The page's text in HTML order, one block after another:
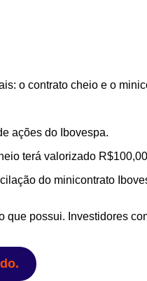
o contrato cheio e o
ações do Ibovespa.
terá valorizado
do minicontrato
que possui. Investidores